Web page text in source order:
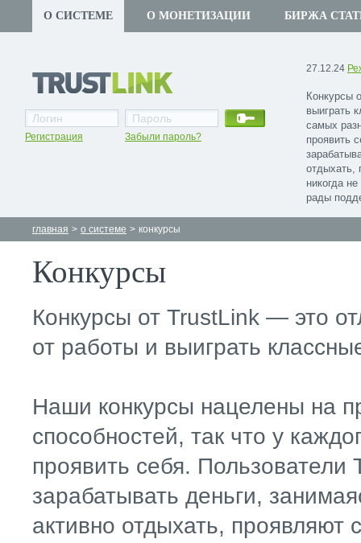
О СИСТЕМЕ О МОНЕТИЗАЦИИ БИРЖА
27.12.24
Конкурсы
выиграть
самых
проявить
отдыхать,
никогда
рады
Регистрация Забыли пароль?
главная > о системе > конкурсы
Конкурсы
Конкурсы от TrustLink — это
от работы и выиграть
Наши конкурсы нацелены на
способностей, так что у
проявить себя. Пользователи
зарабатывать деньги,
активно отдыхать, проявляют